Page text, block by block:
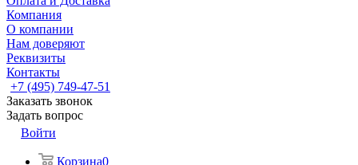
Компания
О компании
Нам доверяют
Реквизиты
Контакты
+7 (495) 749-47-51
Заказать звонок
Задать вопрос
Войти
Корзина0